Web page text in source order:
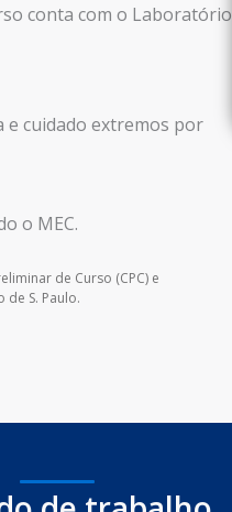
conta com o Laboratório
e cuidado extremos por
o MEC.
de Curso (CPC) e
S. Paulo.